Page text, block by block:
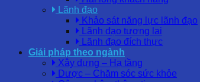
Lãnh đạo
Khảo sát năng lực lãnh đạo
Lãnh đạo tương lai
Lãnh đạo đích thực
Giải pháp theo ngành
Xây dựng – Hạ tầng
Dược – Chăm sóc sức khỏe